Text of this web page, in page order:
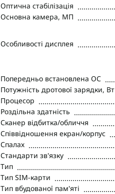
Оптична стабілізація
Основна камера, МП
Особливості дисплея
Попередньо встановлена ОС
Потужність дротової зарядки, Вт
Процесор
Роздільна здатність
Сканер відбитка/обличчя
Співвідношення екран/корпус
Спалах
Стандарти зв'язку
Тип
Тип SIM-карти
Тип вбудованої пам'яті